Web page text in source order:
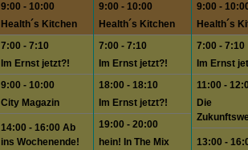
9:00 - 10:00
Health´s Kitchen
7:00 - 7:10
Im Ernst jetzt?!
9:00 - 10:00
City Magazin
14:00 - 16:00 Ab
ins Wochenende!
9:00 - 10:00
Health´s Kitchen
7:00 - 7:10
Im Ernst jetzt?!
18:00 - 18:10
Im Ernst jetzt?!
19:00 - 20:00
hein! In The Mix
9:00 -
Health´s
7:00 - 7:10
Im Ernst
11:00 -
Die
13:00 -